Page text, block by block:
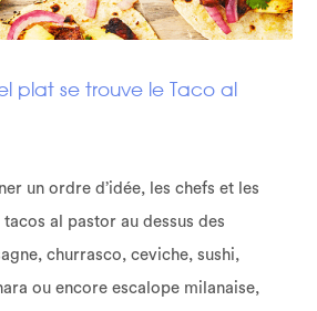
plat se trouve le Taco al
un ordre d’idée, les chefs et les
al pastor au dessus des
churrasco, ceviche, sushi,
ou encore escalope milanaise,